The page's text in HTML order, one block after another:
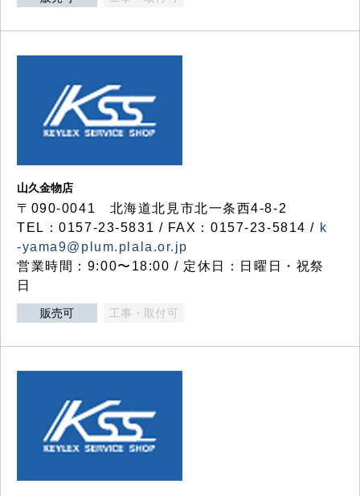
山久金物店
〒090-0041 北海道北見市北一条西4-8-2
TEL：0157-23-5831 / FAX：0157-23-5814 / k
-yama9@plum.plala.or.jp
営業時間：9:00〜18:00 / 定休日：日曜日・祝祭
日
販売可 工事・取付可